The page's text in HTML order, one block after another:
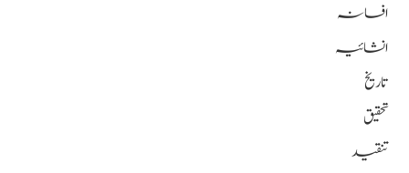
افسانہ
انشائیہ
تاریخ
تحقیق
تنقید